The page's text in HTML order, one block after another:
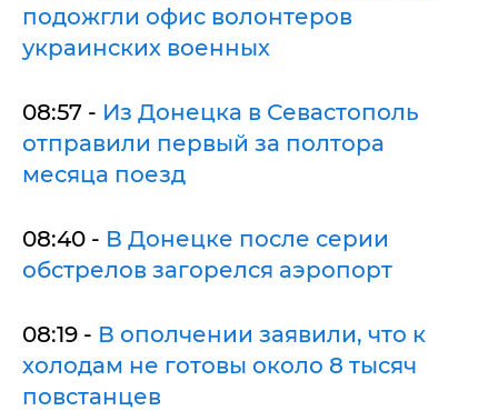
подожгли офис волонтеров
украинских военных
08:57 - Из Донецка в Севастополь
отправили первый за полтора
месяца поезд
08:40 - В Донецке после серии
обстрелов загорелся аэропорт
08:19 - В ополчении заявили, что к
холодам не готовы около 8 тысяч
повстанцев